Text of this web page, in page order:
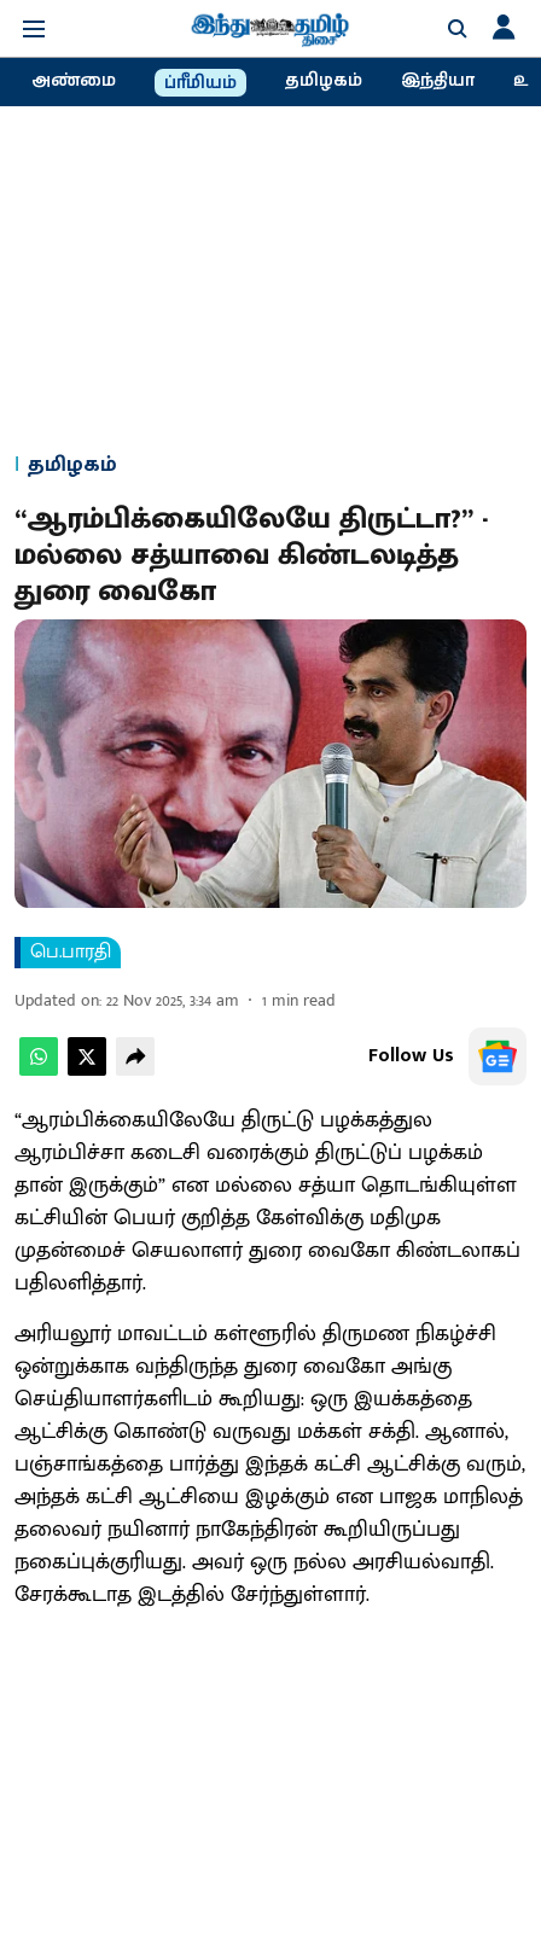
அண்மை ப்ரீமியம் தமிழகம் இந்தியா
தமிழகம்
“ஆரம்பிக்கையிலேயே திருட்டா?” -
மல்லை சத்யாவை கிண்டலடித்த
துரை வைகோ
பெ.பாரதி
Updated on:22 Nov 2025, 3:34 am 1 min read
Follow Us
“ஆரம்பிக்கையிலேயே திருட்டு பழக்கத்துல
ஆரம்பிச்சா கடைசி வரைக்கும் திருட்டுப் பழக்கம்
தான் இருக்கும்” என மல்லை சத்யா தொடங்கியுள்ள
கட்சியின் பெயர் குறித்த கேள்விக்கு மதிமுக
முதன்மைச் செயலாளர் துரை வைகோ கிண்டலாகப்
பதிலளித்தார்.
அரியலூர் மாவட்டம் கள்ளூரில் திருமண நிகழ்ச்சி
ஒன்றுக்காக வந்திருந்த துரை வைகோ அங்கு
செய்தியாளர்களிடம் கூறியது: ஒரு இயக்கத்தை
ஆட்சிக்கு கொண்டு வருவது மக்கள் சக்தி. ஆனால்,
பஞ்சாங்கத்தை பார்த்து இந்தக் கட்சி ஆட்சிக்கு வரும்,
அந்தக் கட்சி ஆட்சியை இழக்கும் என பாஜக மாநிலத்
தலைவர் நயினார் நாகேந்திரன் கூறியிருப்பது
நகைப்புக்குரியது. அவர் ஒரு நல்ல அரசியல்வாதி.
சேரக்கூடாத இடத்தில் சேர்ந்துள்ளார்.